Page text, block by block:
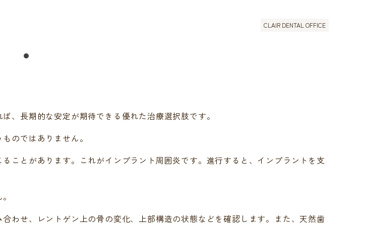
CLAIR DENTAL OFFICE
、長期的な安定が期待できる優れた治療選択肢です。
のではありません。
ことがあります。これがインプラント周囲炎です。進行すると、インプラントを支
わせ、レントゲン上の骨の変化、上部構造の状態などを確認します。また、天然歯